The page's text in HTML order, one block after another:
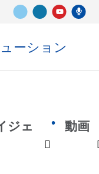
ビメオ LinkedInユーチューブ
セン
ーション
ン
ジェ
ドロップ
動画